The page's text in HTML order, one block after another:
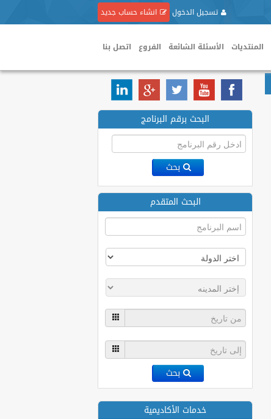
تسجيل الدخول انشاء حساب جديد
المنتديات الأسئلة الشائعة الفروع اتصل بنا
البحث برقم البرنامج
بحث
البحث المتقدم
بحث
خدمات الأكاديمية